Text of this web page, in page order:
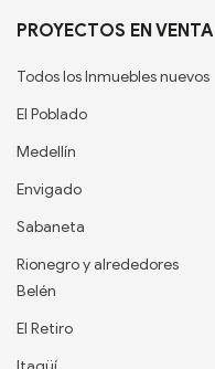
PROYECTOS EN VENTA
Todos los Inmuebles nuevos
El Poblado
Medellín
Envigado
Sabaneta
Rionegro y alrededores
Belén
El Retiro